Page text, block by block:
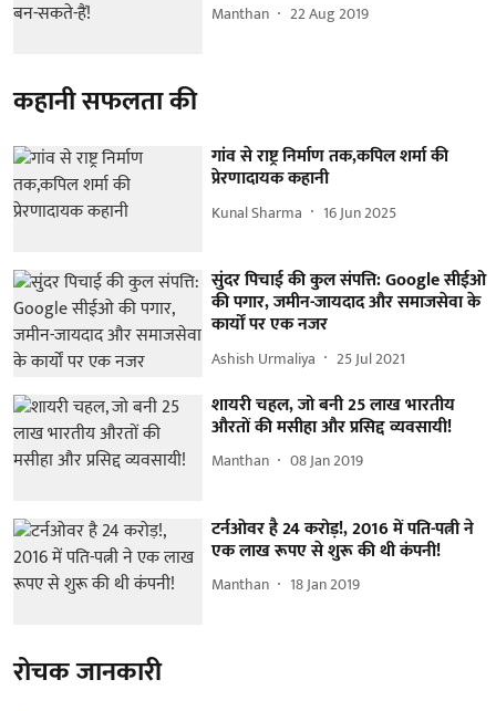
Manthan 22 Aug 2019
कहानी सफलता की
गांव से राष्ट्र निर्माण तक,कपिल शर्मा की
प्रेरणादायक कहानी
Kunal Sharma 16 Jun 2025
सुंदर पिचाई की कुल संपत्ति: Google सीईओ
की पगार, जमीन-जायदाद और समाजसेवा के
कार्यों पर एक नजर
Ashish Urmaliya 25 Jul 2021
शायरी चहल, जो बनी 25 लाख भारतीय
औरतों की मसीहा और प्रसिद्द व्यवसायी!
Manthan 08 Jan 2019
टर्नओवर है 24 करोड़!, 2016 में पति-पत्नी ने
एक लाख रूपए से शुरू की थी कंपनी!
Manthan 18 Jan 2019
रोचक जानकारी